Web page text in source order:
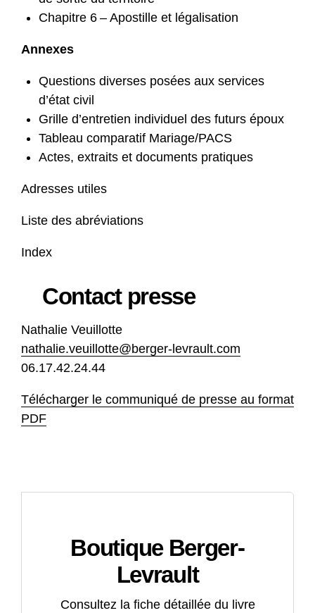
Chapitre 6 – Apostille et légalisation
Annexes
Questions diverses posées aux services
d’état civil
Grille d’entretien individuel des futurs époux
Tableau comparatif Mariage/PACS
Actes, extraits et documents pratiques
Adresses utiles
Liste des abréviations
Index
Contact presse
Nathalie Veuillotte
nathalie.veuillotte@berger-levrault.com
06.17.42.24.44
Télécharger le communiqué de presse au format
PDF
Boutique Berger-
Levrault
Consultez la fiche détaillée du livre